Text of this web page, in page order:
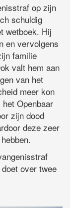
op zijn
schuldig
wetboek. Hij
en vervolgens
familie
valt hem aan
van het
meer kon
Openbaar
zijn dood
deze zeer
over twee